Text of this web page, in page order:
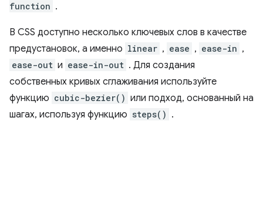
function .
В CSS доступно несколько ключевых слов в качестве
предустановок, а именно linear , ease , ease-in ,
ease-out и ease-in-out . Для создания
собственных кривых сглаживания используйте
функцию cubic-bezier() или подход, основанный на
шагах, используя функцию steps() .